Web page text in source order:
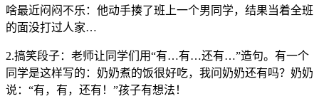
啥最近闷闷不乐：他动手揍了班上一个男同学，结果当着全班
的面没打过人家…
2.搞笑段子：老师让同学们用“有…有…还有…”造句。有一个
同学是这样写的：奶奶煮的饭很好吃，我问奶奶还有吗？奶奶
说：“有，有，还有！”孩子有想法！